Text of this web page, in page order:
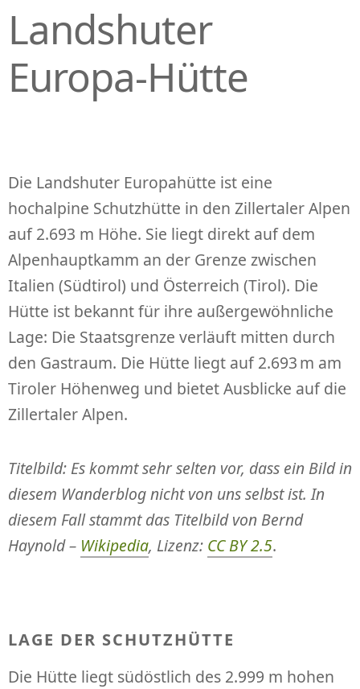
Landshuter
Europa-Hütte
Die Landshuter Europahütte ist eine
hochalpine Schutzhütte in den Zillertaler Alpen
auf 2.693 m Höhe. Sie liegt direkt auf dem
Alpenhauptkamm an der Grenze zwischen
Italien (Südtirol) und Österreich (Tirol). Die
Hütte ist bekannt für ihre außergewöhnliche
Lage: Die Staatsgrenze verläuft mitten durch
den Gastraum. Die Hütte liegt auf 2.693 m am
Tiroler Höhenweg und bietet Ausblicke auf die
Zillertaler Alpen.
Titelbild: Es kommt sehr selten vor, dass ein Bild in
diesem Wanderblog nicht von uns selbst ist. In
diesem Fall stammt das Titelbild von Bernd
Haynold – Wikipedia, Lizenz: CC BY 2.5.
LAGE DER SCHUTZHÜTTE
Die Hütte liegt südöstlich des 2.999 m hohen